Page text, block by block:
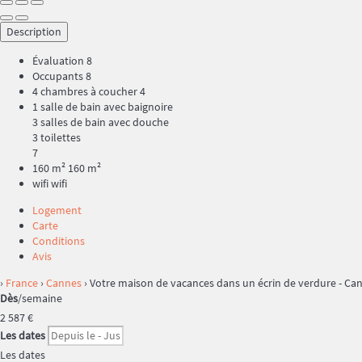
Description
Évaluation 8
Occupants8
4 chambres à coucher4
1 salle de bain avec baignoire
3 salles de bain avec douche
3 toilettes
7
160 m² 160 m²
wifiwifi
Logement
Carte
Conditions
Avis
› France ›Cannes › Votre maison de vacances dans un écrin de verdure -
Dès/semaine
2 587€
Les dates
Les dates